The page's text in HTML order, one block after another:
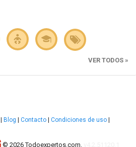
VER TODOS »
| Blog | Contacto | Condiciones de uso |
© 2026 Todoexpertos.com.